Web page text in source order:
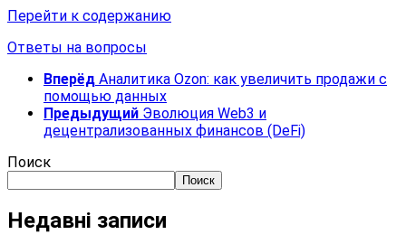
Перейти к содержанию
Ответы на вопросы
Вперёд Аналитика Ozon: как увеличить продажи с
помощью данных
Предыдущий Эволюция Web3 и
децентрализованных финансов (DeFi)
Поиск
Поиск
Недавні записи